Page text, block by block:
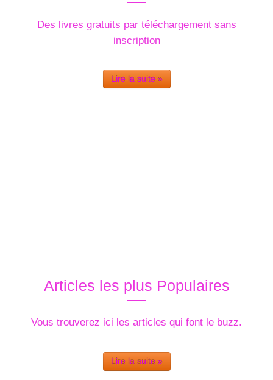
Des livres gratuits par téléchargement sans
inscription
Lire la suite »
Articles les plus Populaires
Vous trouverez ici les articles qui font le buzz.
Lire la suite »